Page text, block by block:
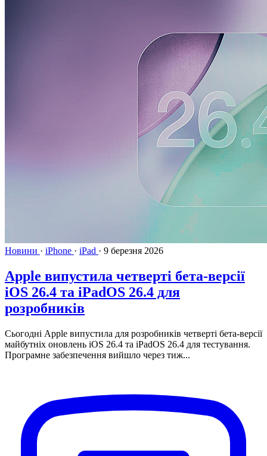
Новини · iPhone · iPad · 9 березня 2026
Apple випустила четверті бета-версії
iOS 26.4 та iPadOS 26.4 для
розробників
Сьогодні Apple випустила для розробників четверті бета-версії
майбутніх оновлень iOS 26.4 та iPadOS 26.4 для тестування.
Програмне забезпечення вийшло через тиж...